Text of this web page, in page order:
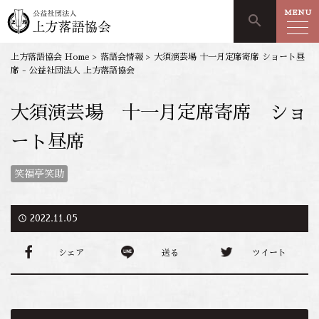
search MENU
上方落語協会 Home > 落語会情報 > 大須演芸場 十一月定席寄席 ショート昼
席 - 公益社団法人 上方落語協会
大須演芸場 十一月定席寄席 ショ
ート昼席
笑福亭笑助
access_time 2022.11.05
シェア 送る ツイート